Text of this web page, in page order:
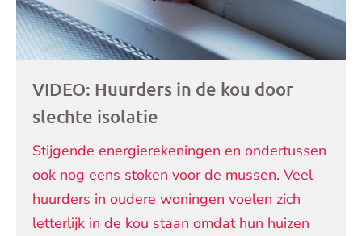
VIDEO: Huurders in de kou door
slechte isolatie
Stijgende energierekeningen en ondertussen
ook nog eens stoken voor de mussen. Veel
huurders in oudere woningen voelen zich
letterlijk in de kou staan omdat hun huizen